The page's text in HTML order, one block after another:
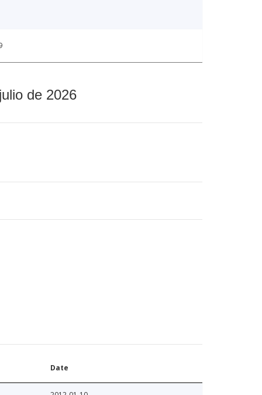
de 2026
Date